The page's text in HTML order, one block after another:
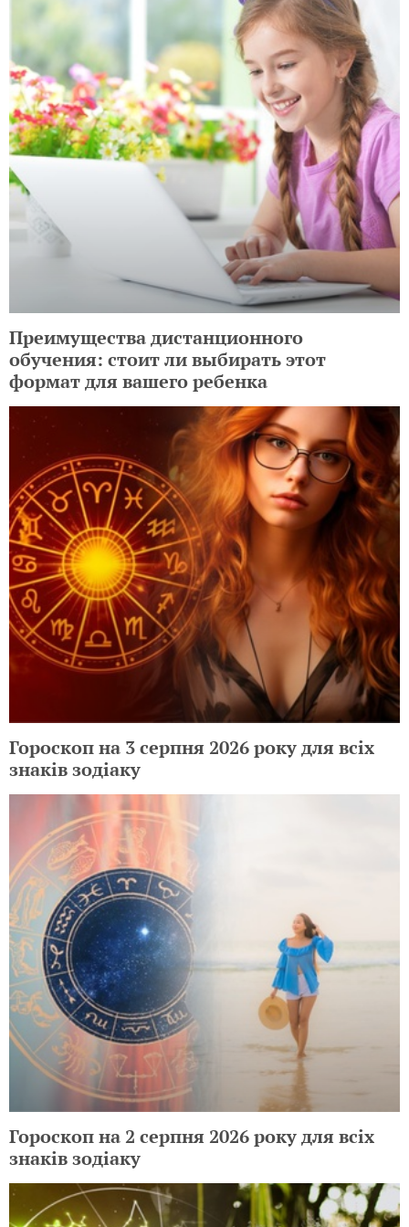
Преимущества дистанционного
обучения: стоит ли выбирать этот
формат для вашего ребенка
Гороскоп на 3 серпня 2026 року для всіх
знаків зодіаку
Гороскоп на 2 серпня 2026 року для всіх
знаків зодіаку